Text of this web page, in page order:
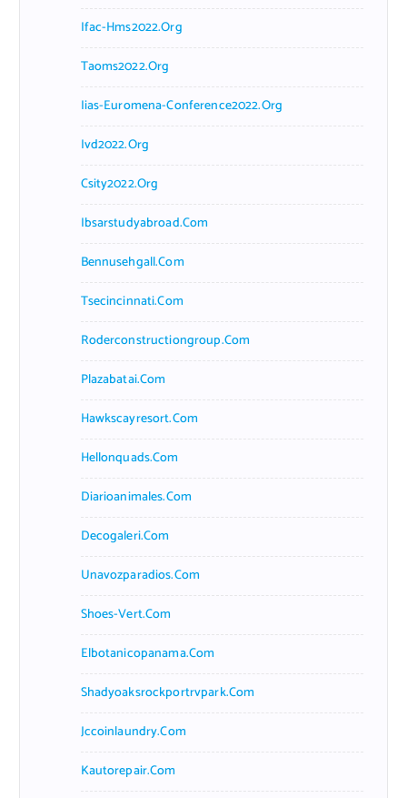
Ifac-Hms2022.org
Taoms2022.org
Iias-Euromena-Conference2022.org
Ivd2022.org
Csity2022.org
Ibsarstudyabroad.com
Bennusehgall.com
Tsecincinnati.com
Roderconstructiongroup.com
Plazabatai.com
Hawkscayresort.com
Hellonquads.com
Diarioanimales.com
Decogaleri.com
Unavozparadios.com
Shoes-Vert.com
Elbotanicopanama.com
Shadyoaksrockportrvpark.com
Jccoinlaundry.com
Kautorepair.com